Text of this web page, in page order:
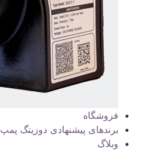
فروشگاه
برندهای پیشنهادی دوزینگ پمپ
وبلاگ